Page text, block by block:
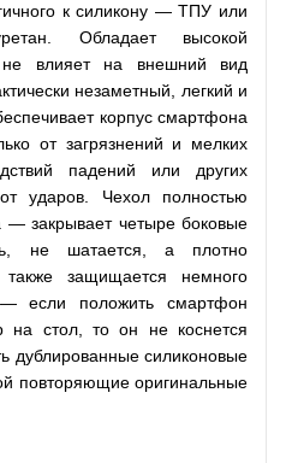
к силикону — ТПУ или
Обладает высокой
не влияет на внешний вид
незаметный, легкий и
корпус смартфона
от загрязнений и мелких
падений или других
ударов. Чехол полностью
— закрывает четыре боковые
не шатается, а плотно
защищается немного
если положить смартфон
на стол, то он не коснется
дублированные силиконовые
повторяющие оригинальные